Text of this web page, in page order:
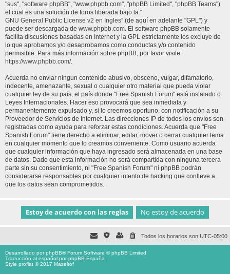
"sus", "software phpBB", "www.phpbb.com", "phpBB Limited", "phpBB Teams")
el cual es una solución de foros liberada bajo la “
GNU General Public License v2 en Ingles” (de aquí en adelante "GPL") y
puede ser descargada de www.phpbb.com. El software phpBB solamente
facilita discusiones basadas en Internet y la GPL estrictamente los excluye de
lo que aprobamos y/o desaprobamos como conductas y/o contenido
permisible. Para más información sobre phpBB, por favor visite:
https://www.phpbb.com/.
Acuerda no enviar ningun contenido abusivo, obsceno, vulgar, difamatorio,
indecente, amenazante, sexual o cualquier otro material que pueda violar
cualquier ley de su país, el país donde "Free Spanish Forum" está instalado o
Leyes Internacionales. Hacer eso provocará que sea inmediata y
permanentemente expulsado y, si lo creemos oportuno, con notificación a su
Proveedor de Servicios de Internet. Las direcciones IP de todos los envíos son
registradas como ayuda para reforzar estas condiciones. Acuerda que "Free
Spanish Forum" tiene derecho a eliminar, editar, mover o cerrar cualquier tema
en cualquier momento que lo creamos conveniente. Como usuario acuerda
que cualquier información que haya ingresado será almacenada en una base
de datos. Dado que esta información no será compartida con ninguna tercera
parte sin su consentimiento, ni "Free Spanish Forum" ni phpBB podrán
considerarse responsables por cualquier intento de hacking que conlleve a
que los datos sean comprometidos.
Todos los horarios son UTC-05:00
Desarrollado porphpBB® Forum Software © phpBB Limited
Traducción al español porphpBB España
Style proflat © 2017 Mazeltof